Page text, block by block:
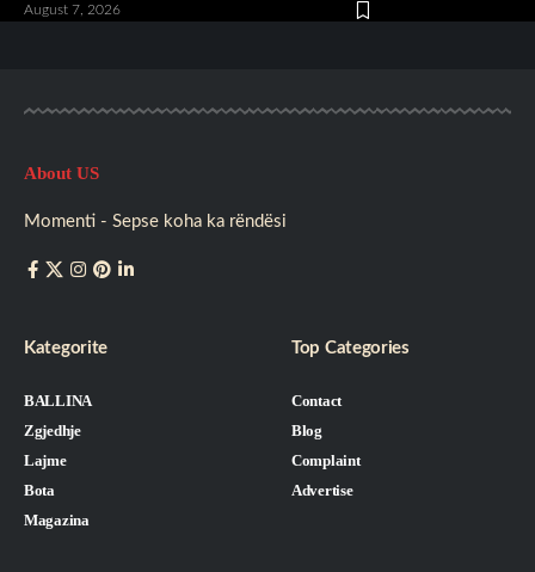
August 7, 2026
About US
Momenti - Sepse koha ka rëndësi
Kategorite
BALLINA
Zgjedhje
Lajme
Bota
Magazina
Top Categories
Contact
Blog
Complaint
Advertise